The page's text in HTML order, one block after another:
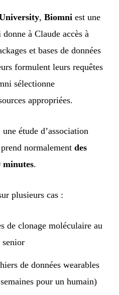
, Biomni est une
à Claude accès à
et bases de données
formulent leurs requêtes
sélectionne
appropriées.
une étude d’association
normalement des
minutes.
plusieurs cas :
de clonage moléculaire au
senior
de données wearables
pour un humain)